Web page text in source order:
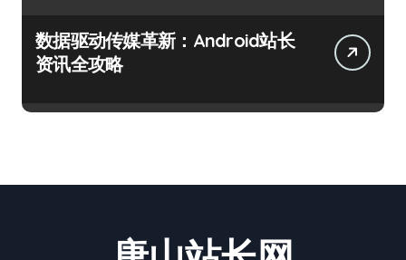
数据驱动传媒革新：Android站长
资讯全攻略